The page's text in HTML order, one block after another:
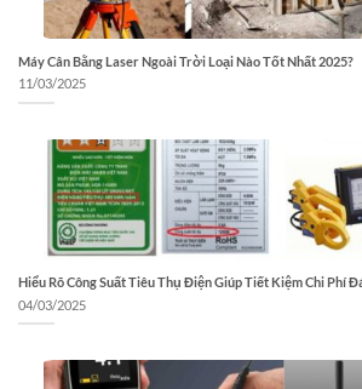
Máy Cân Bằng Laser Ngoài Trời Loại Nào Tốt Nhất 2025?
11/03/2025
Hiểu Rõ Công Suất Tiêu Thụ Điện Giúp Tiết Kiệm Chi Phí
04/03/2025